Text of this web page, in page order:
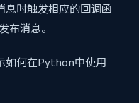
息时触发相应的回调函
消息。
如何在Python中使用